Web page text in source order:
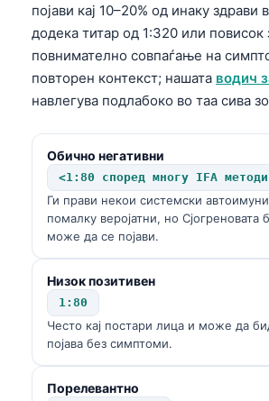
појави кај 10–20% од инаку здрави
додека титар од 1:320 или повисок
повнимателно совпаѓање на
повторен контекст; нашата водич
навлегува подлабоко во таа сива
Обично негативни
<1:80 според многу IFA методи
Ги прави некои системски
помалку веројатни, но Сјогреновата
може да се појави.
Низок позитивен
1:80
Често кај постари лица и може да
појава без симптоми.
Порелевантно